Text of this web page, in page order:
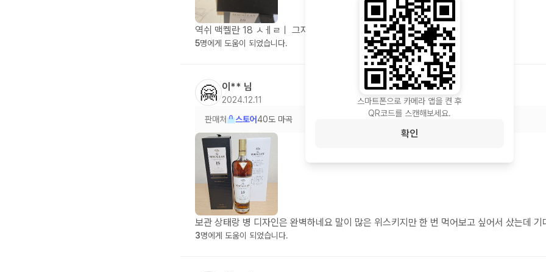
역쉬 맥켈란 18 ㅅㅔㄹㅣ 그자체로 말이 필요없죠
5명에게 도움이 되었습니다.
🤗 이** 님
2024.12.11
판매처 스토어40도 마곡
보관 상태랑 병 디자인은 완벽하네요 말이 많은 위스키지만 한 번 먹어보고 싶어서 샀는데 기
3명에게 도움이 되었습니다.
스마트폰으로 카메라 앱을 켠 후
QR코드를 스캔해보세요.
확인